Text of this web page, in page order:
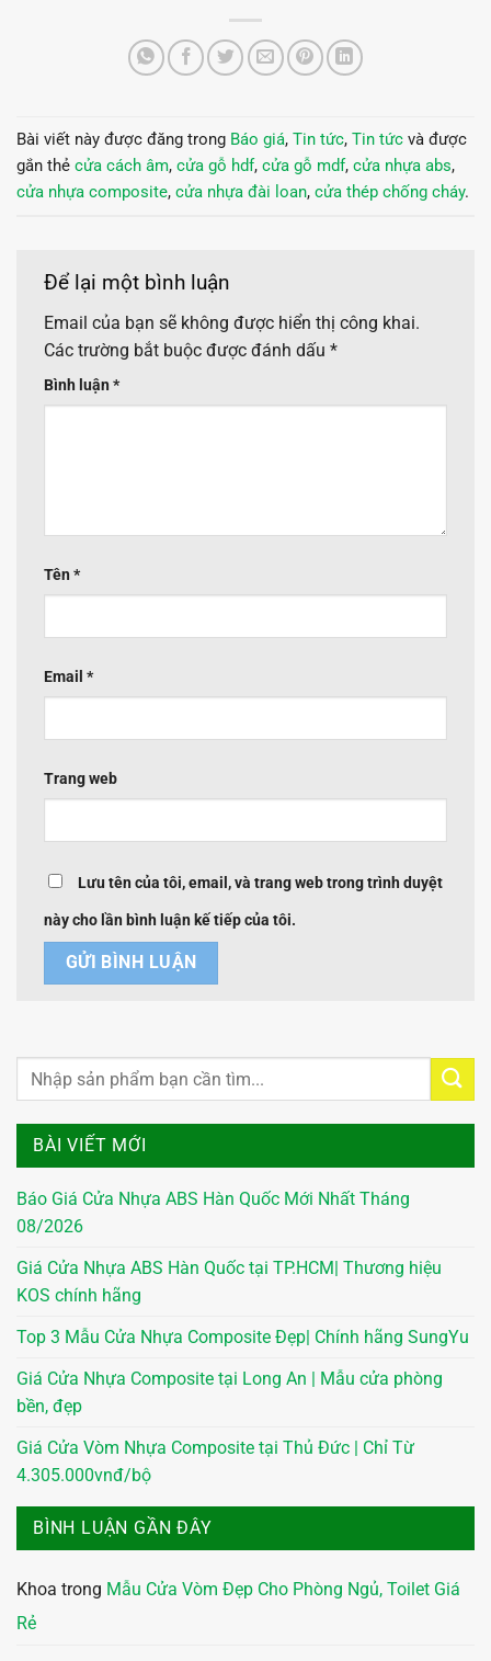
BÀI VIẾT MỚI
Báo Giá Cửa Nhựa ABS Hàn Quốc Mới Nhất Tháng
08/2026
Giá Cửa Nhựa ABS Hàn Quốc tại TP.HCM| Thương hiệu
KOS chính hãng
Top 3 Mẫu Cửa Nhựa Composite Đẹp| Chính hãng SungYu
Giá Cửa Nhựa Composite tại Long An | Mẫu cửa phòng
bền, đẹp
Giá Cửa Vòm Nhựa Composite tại Thủ Đức | Chỉ Từ
4.305.000vnđ/bộ
BÌNH LUẬN GẦN ĐÂY
Khoa trong Mẫu Cửa Vòm Đẹp Cho Phòng Ngủ, Toilet Giá
Rẻ
Bài viết này được đăng trong Báo giá, Tin tức, Tin tức và được
gắn thẻ cửa cách âm, cửa gỗ hdf, cửa gỗ mdf, cửa nhựa abs,
cửa nhựa composite, cửa nhựa đài loan, cửa thép chống cháy.
Để lại một bình luận
Email của bạn sẽ không được hiển thị công khai.
Các trường bắt buộc được đánh dấu *
Bình luận *
Tên *
Email *
Trang web
Lưu tên của tôi, email, và trang web trong trình duyệt
này cho lần bình luận kế tiếp của tôi.